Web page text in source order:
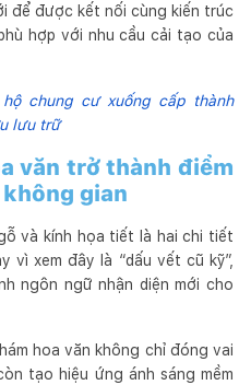
để được kết nối cùng kiến trúc
hợp với nhu cầu cải tạo của
chung cư xuống cấp thành
lưu trữ
văn trở thành điểm
gian
và kính họa tiết là hai chi tiết
vì xem đây là “dấu vết cũ kỹ”,
ngôn ngữ nhận diện mới cho
hoa văn không chỉ đóng vai
tạo hiệu ứng ánh sáng mềm